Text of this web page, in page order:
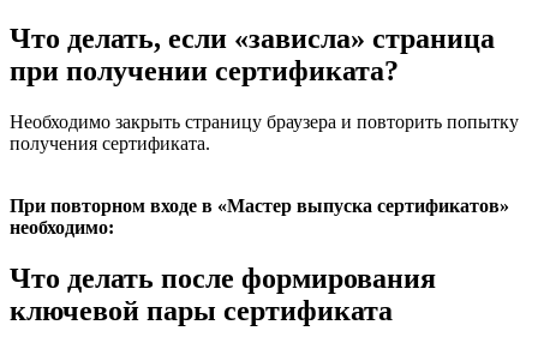
Что делать, если «зависла» страница
при получении сертификата?
Необходимо закрыть страницу браузера и повторить попытку
получения сертификата.
При повторном входе в «Мастер выпуска сертификатов»
необходимо:
Что делать после формирования
ключевой пары сертификата